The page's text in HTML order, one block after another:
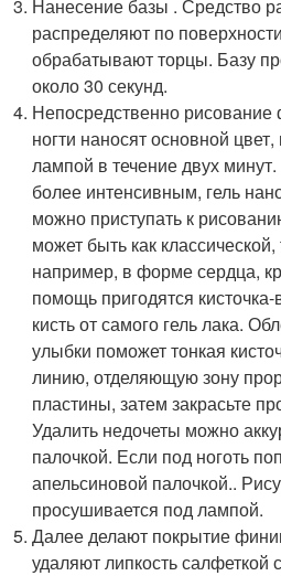
Нанесение базы . Средство
распределяют по
обрабатывают торцы. Базу
около 30 секунд.
Непосредственно
ногти наносят основной
лампой в течение двух
более интенсивным, гель
можно приступать к
может быть как
например, в форме сердца,
помощь пригодятся
кисть от самого гель лака.
улыбки поможет тонкая
линию, отделяющую зону
пластины, затем закрасьте
Удалить недочеты можно
палочкой. Если под ноготь
апельсиновой палочкой..
просушивается под лампой.
Далее делают покрытие
удаляют липкость салфеткой